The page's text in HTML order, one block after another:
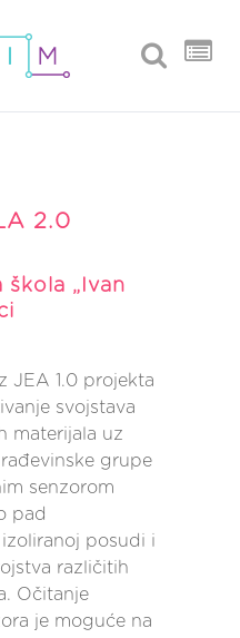
2.0
škola „Ivan
JEA 1.0 projekta
svojstava
materijala uz
grupe
senzorom
pad
posudi i
različitih
Očitanje
je moguće na